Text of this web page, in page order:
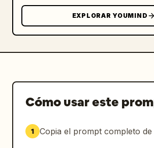
        "text": "
La fórmula de
        "decorations": "garabato de nube a la
garabato de sol a la derecha"
izquierda a la superior central
        "role": "fórmula principal",
        "text": "
EXPLORAR YOUMIND
Cómo usar este
1 Copia el prompt completo de